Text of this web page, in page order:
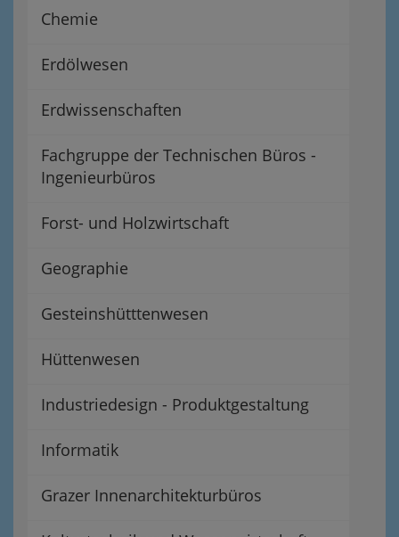
Chemie
Erdölwesen
Erdwissenschaften
Fachgruppe der Technischen Büros -
Ingenieurbüros
Forst- und Holzwirtschaft
Geographie
Gesteinshütttenwesen
Hüttenwesen
Industriedesign - Produktgestaltung
Informatik
Grazer Innenarchitekturbüros